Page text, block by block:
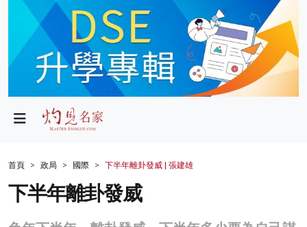
政局
財經
生活
首頁 政局 國際 下半年離卦發威 | 張建雄
下半年離卦發威